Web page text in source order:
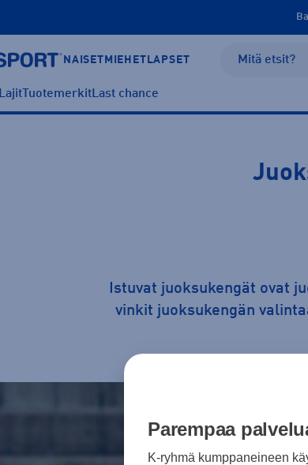
NAISET MIEHET LAPSET
LajitTuotemerkitLast chance
Istuvat juoksukengät ovat
vinkit juoksukengän
Parempaa
K-ryhmä kumppaneineen